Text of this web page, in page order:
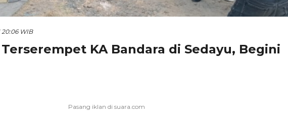
20:06 WIB
KA Bandara di Sedayu, Begini